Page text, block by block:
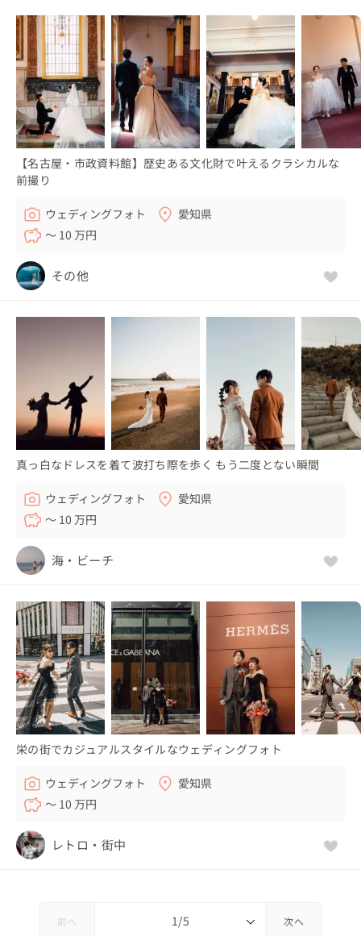
【名古屋・市政資料館】歴史ある文化財で叶えるクラシカルな
前撮り
ウェディングフォト
愛知県
〜 10 万円
その他
真っ白なドレスを着て波打ち際を歩く もう二度とない瞬間
ウェディングフォト
愛知県
〜 10 万円
海・ビーチ
栄の街でカジュアルスタイルなウェディングフォト
ウェディングフォト
愛知県
〜 10 万円
レトロ・街中
前へ 次へ